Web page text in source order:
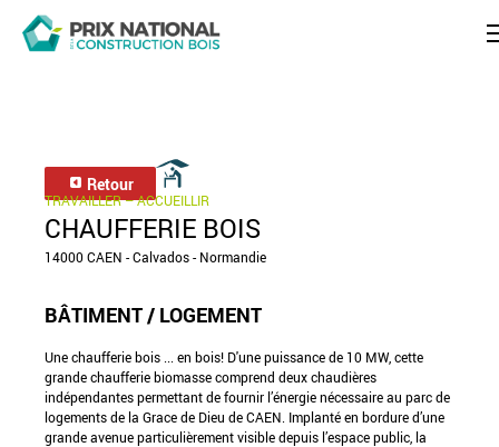
Retour
TRAVAILLER – ACCUEILLIR
CHAUFFERIE BOIS
14000 CAEN - Calvados - Normandie
BÂTIMENT / LOGEMENT
Une chaufferie bois ... en bois! D'une puissance de 10 MW, cette
grande chaufferie biomasse comprend deux chaudières
indépendantes permettant de fournir l’énergie nécessaire au parc de
logements de la Grace de Dieu de CAEN. Implanté en bordure d’une
grande avenue particulièrement visible depuis l’espace public, la